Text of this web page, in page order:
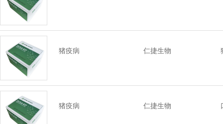
猪疫病 仁捷生物
猪疫病 仁捷生物